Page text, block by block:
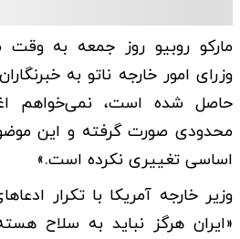
مارکو روبیو روز جمعه به
وزرای امور خارجه ناتو به
حاصل شده است، نمی‌خواهم
محدودی صورت گرفته و این
اساسی تغییری نکرده است.»
وزیر خارجه آمریکا با تکرار
«ایران هرگز نباید به سلاح